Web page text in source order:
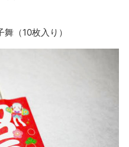
舞（10枚入り）